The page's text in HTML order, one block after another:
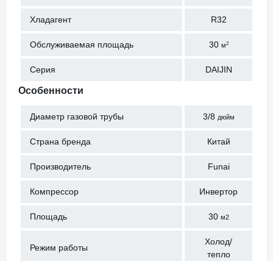
Хладагент R32
Обслуживаемая площадь 30 м2
Серия DAIJIN
Особенности
Диаметр газовой трубы 3/8 дюйм
Страна бренда Китай
Производитель Funai
Компрессор Инвертор
Площадь 30 м2
Режим работы
Холод/
тепло